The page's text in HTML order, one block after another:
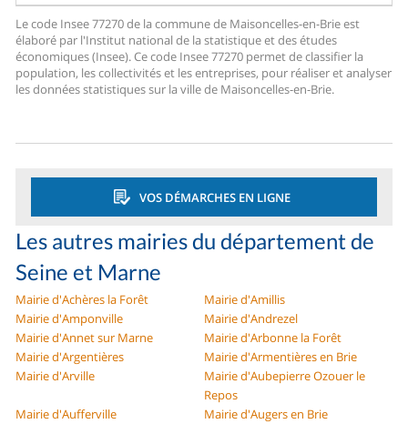
Le code Insee 77270 de la commune de Maisoncelles-en-Brie est
élaboré par l'Institut national de la statistique et des études
économiques (Insee). Ce code Insee 77270 permet de classifier la
population, les collectivités et les entreprises, pour réaliser et analyser
les données statistiques sur la ville de Maisoncelles-en-Brie.
VOS DÉMARCHES EN LIGNE
Les autres mairies du département de
Seine et Marne
Mairie d'Achères la Forêt
Mairie d'Amillis
Mairie d'Amponville
Mairie d'Andrezel
Mairie d'Annet sur Marne
Mairie d'Arbonne la Forêt
Mairie d'Argentières
Mairie d'Armentières en Brie
Mairie d'Arville
Mairie d'Aubepierre Ozouer le
Repos
Mairie d'Aufferville
Mairie d'Augers en Brie